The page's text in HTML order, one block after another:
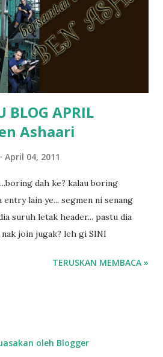
bila ingat balik.. aku mula fikir
sendiri jenis budak yang ada
la.. nanti la aku cerita pasal
buat keputusan pu...
BLOG APRIL
Ashaari
April 04, 2011
dah ke? kalau boring
lain ye... segmen ni senang
suruh letak header... pastu dia
join jugak? leh gi SINI
TERUSKAN MEMBACA »
oleh Blogger